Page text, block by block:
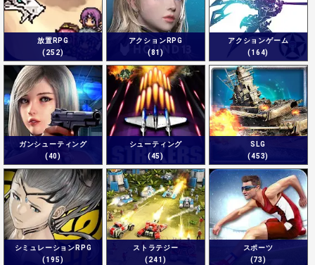
放置RPG
(252)
アクションRPG
(81)
アクションゲーム
(164)
ガンシューティング
(40)
シューティング
(45)
SLG
(453)
シミュレーションRPG
(195)
ストラテジー
(241)
スポーツ
(73)